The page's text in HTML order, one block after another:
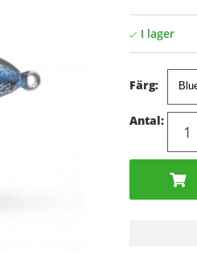
Färg:
Antal: